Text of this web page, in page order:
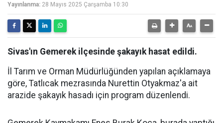
Yayınlanma: 28 Mayıs 2025 Çarşamba 10:30
Sivas'ın Gemerek ilçesinde şakayık hasat edildi.
İl Tarım ve Orman Müdürlüğünden yapılan açıklamaya
göre, Tatlıcak mezrasında Nurettin Otyakmaz'a ait
arazide şakayık hasadı için program düzenlendi.